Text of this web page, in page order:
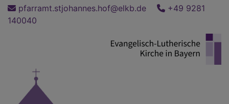
Direkt
zum
pfarramt.stjohannes.hof@elkb.de
+49 9281
140040